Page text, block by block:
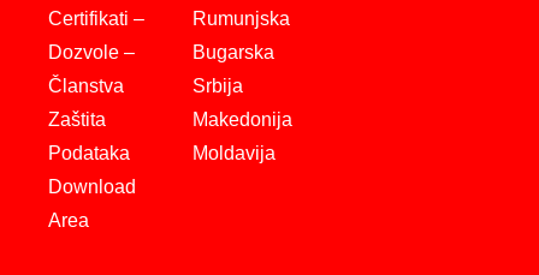
Certifikati –
Dozvole –
Članstva
Zaštita
Podataka
Download
Area
Rumunjska
Bugarska
Srbija
Makedonija
Moldavija